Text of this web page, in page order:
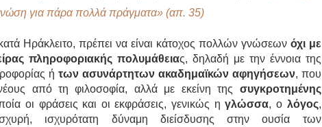
για πάρα πολλά πράγματα» (απ. 35)
Ηράκλειτο, πρέπει να είναι κάτοχος πολλών γνώσεων όχι με
πληροφοριακής πολυμάθειας, δηλαδή με την έννοια της
ήτων ασυνάρτητων ακαδημαϊκών αφηγήσεων, που
από τη φιλοσοφία, αλλά με εκείνη της συγκροτημένης
οι φράσεις και οι εκφράσεις, γενικώς ηγλώσσα, ο λόγος,
ισχυρότατη δύναμη διείσδυσης στην ουσία των